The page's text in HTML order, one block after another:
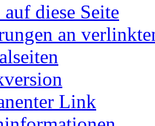
diese Seite
an
Link